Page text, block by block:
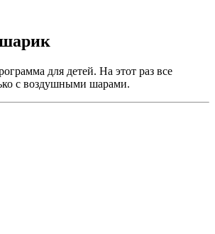
для детей. На этот раз все
с воздушными шарами.